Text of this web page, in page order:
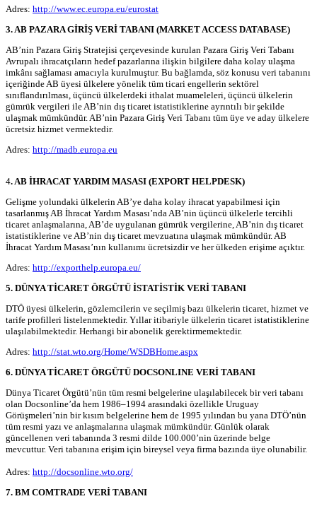
Adres: http://www.ec.europa.eu/eurostat
3. AB PAZARA GİRİŞ VERİ TABANI (MARKET ACCESS DATABASE)
AB’nin Pazara Giriş Stratejisi çerçevesinde kurulan Pazara Giriş Veri Tabanı
Avrupalı ihracatçıların hedef pazarlarına ilişkin bilgilere daha kolay ulaşma
imkânı sağlaması amacıyla kurulmuştur. Bu bağlamda, söz konusu veri tabanını
içeriğinde AB üyesi ülkelere yönelik tüm ticari engellerin sektörel
sınıflandırılması, üçüncü ülkelerdeki ithalat muameleleri, üçüncü ülkelerin
gümrük vergileri ile AB’nin dış ticaret istatistiklerine ayrıntılı bir şekilde
ulaşmak mümkündür. AB’nin Pazara Giriş Veri Tabanı tüm üye ve aday ülkelere
ücretsiz hizmet vermektedir.
Adres: http://madb.europa.eu
4. AB İHRACAT YARDIM MASASI (EXPORT HELPDESK)
Gelişme yolundaki ülkelerin AB’ye daha kolay ihracat yapabilmesi için
tasarlanmış AB İhracat Yardım Masası’nda AB’nin üçüncü ülkelerle tercihli
ticaret anlaşmalarına, AB’de uygulanan gümrük vergilerine, AB’nin dış ticaret
istatistiklerine ve AB’nin dış ticaret mevzuatına ulaşmak mümkündür. AB
İhracat Yardım Masası’nın kullanımı ücretsizdir ve her ülkeden erişime açıktır.
Adres: http://exporthelp.europa.eu/
5. DÜNYA TİCARET ÖRGÜTÜ İSTATİSTİK VERİ TABANI
DTÖ üyesi ülkelerin, gözlemcilerin ve seçilmiş bazı ülkelerin ticaret, hizmet ve
tarife profilleri listelenmektedir. Yıllar itibariyle ülkelerin ticaret istatistiklerine
ulaşılabilmektedir. Herhangi bir abonelik gerektirmemektedir.
Adres: http://stat.wto.org/Home/WSDBHome.aspx
6. DÜNYA TİCARET ÖRGÜTÜ DOCSONLINE VERİ TABANI
Dünya Ticaret Örgütü’nün tüm resmi belgelerine ulaşılabilecek bir veri tabanı
olan Docsonline’da hem 1986–1994 arasındaki özellikle Uruguay
Görüşmeleri’nin bir kısım belgelerine hem de 1995 yılından bu yana DTÖ’nün
tüm resmi yazı ve anlaşmalarına ulaşmak mümkündür. Günlük olarak
güncellenen veri tabanında 3 resmi dilde 100.000’nin üzerinde belge
mevcuttur. Veri tabanına erişim için bireysel veya firma bazında üye olunabilir.
Adres: http://docsonline.wto.org/
7. BM COMTRADE VERİ TABANI